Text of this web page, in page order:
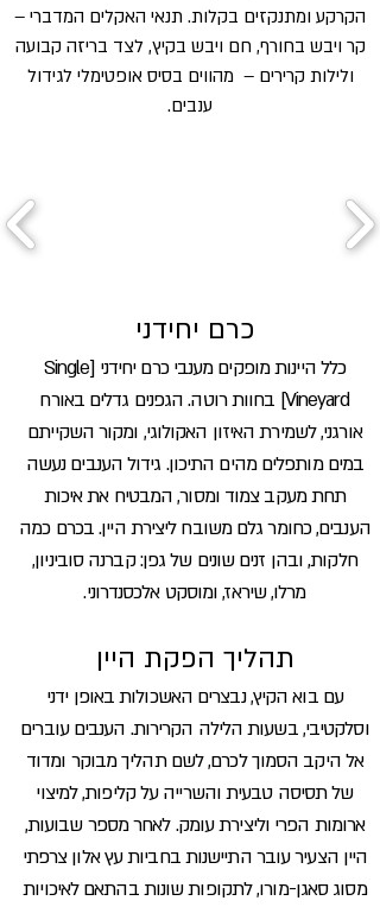
הקרקע ומתנקזים בקלות. תנאי האקלים המדברי –
קר ויבש בחורף, חם ויבש בקיץ, לצד בריזה קבועה
ולילות קרירים – מהווים בסיס אופטימלי לגידול
ענבים.
כרם יחידני
כלל היינות מופקים מענבי כרם יחידני [Single
Vineyard] בחוות רוטה. הגפנים גדלים באורח
אורגני, לשמירת האיזון האקולוגי, ומקור השקייתם
במים מותפלים מהים התיכון. גידול הענבים נעשה
תחת מעקב צמוד ומסור, המבטיח את איכות
הענבים, כחומר גלם משובח ליצירת היין. בכרם כמה
חלקות, ובהן זנים שונים של גפן:קברנה סוביניון,
מרלו, שיראז, ומוסקט אלכסנדרוני.
תהליך הפקת היין
עם בוא הקיץ, נבצרים האשכולות באופן ידני
וסלקטיבי, בשעות הלילה הקרירות. הענבים עוברים
אל היקב הסמוך לכרם, לשם תהליך מבוקר ומדוד
של תסיסה טבעית והשרייה על קליפות, למיצוי
ארומות הפרי וליצירת עומק. לאחר מספר שבועות,
היין הצעיר עובר התיישנות בחביות עץ אלון צרפתי
מסוג סאגן-מורו, לתקופות שונות בהתאם לאיכויות